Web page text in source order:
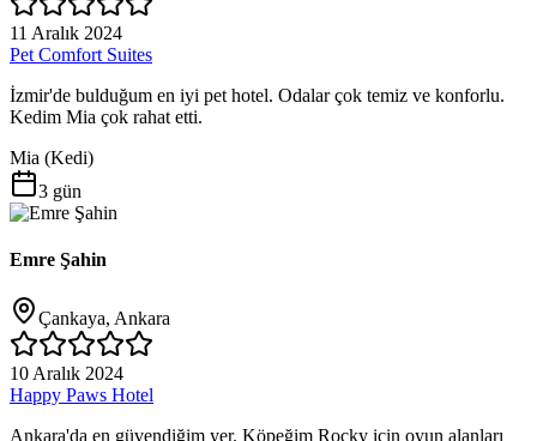
11 Aralık 2024
Pet Comfort Suites
İzmir'de bulduğum en iyi pet hotel. Odalar çok temiz ve konforlu.
Kedim Mia çok rahat etti.
Mia (Kedi)
3 gün
Emre Şahin
Çankaya, Ankara
10 Aralık 2024
Happy Paws Hotel
Ankara'da en güvendiğim yer. Köpeğim Rocky için oyun alanları